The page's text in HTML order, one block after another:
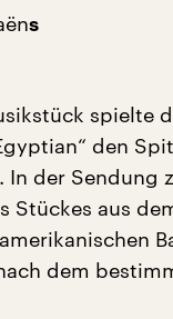
s
spielte
den
In der Sendung
Stückes aus
dem